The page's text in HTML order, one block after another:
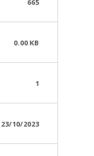
0.00 KB
1
23/10/2023